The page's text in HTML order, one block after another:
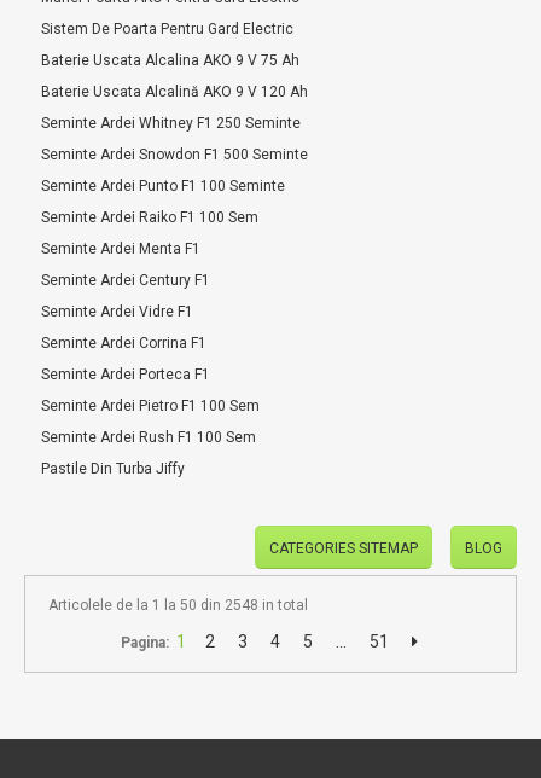
Sistem De Poarta Pentru Gard Electric
Baterie Uscata Alcalina AKO 9 V 75 Ah
Baterie Uscata Alcalină AKO 9 V 120 Ah
Seminte Ardei Whitney F1 250 Seminte
Seminte Ardei Snowdon F1 500 Seminte
Seminte Ardei Punto F1 100 Seminte
Seminte Ardei Raiko F1 100 Sem
Seminte Ardei Menta F1
Seminte Ardei Century F1
Seminte Ardei Vidre F1
Seminte Ardei Corrina F1
Seminte Ardei Porteca F1
Seminte Ardei Pietro F1 100 Sem
Seminte Ardei Rush F1 100 Sem
Pastile Din Turba Jiffy
CATEGORIES SITEMAP BLOG
Articolele de la 1 la 50 din 2548 in total
Pagina: 1 2 3 4 5 51